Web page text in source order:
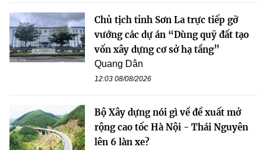
Chủ tịch tỉnh Sơn La trực tiếp gỡ
vướng các dự án “Dùng quỹ đất tạo
vốn xây dựng cơ sở hạ tầng”
Quang Dân
12:03 08/08/2026
Bộ Xây dựng nói gì về đề xuất mở
rộng cao tốc Hà Nội - Thái Nguyên
lên 6 làn xe?